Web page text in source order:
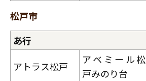
松戸市
あ行
アトラス松戸
アベミール松
戸みのり台